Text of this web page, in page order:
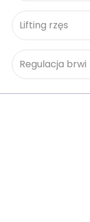
Lifting rzęs
Regulacja brwi